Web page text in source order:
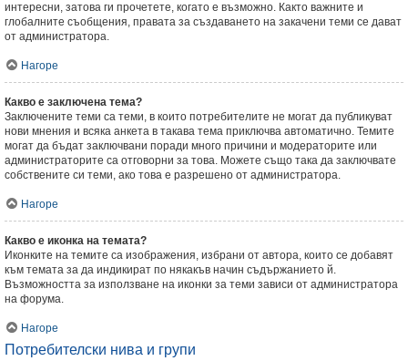
интересни, затова ги прочетете, когато е възможно. Както важните и
глобалните съобщения, правата за създаването на закачени теми се дават
от администратора.
Нагоре
Какво е заключена тема?
Заключените теми са теми, в които потребителите не могат да публикуват
нови мнения и всяка анкета в такава тема приключва автоматично. Темите
могат да бъдат заключвани поради много причини и модераторите или
администраторите са отговорни за това. Можете също така да заключвате
собствените си теми, ако това е разрешено от администратора.
Нагоре
Какво е иконка на темата?
Иконките на темите са изображения, избрани от автора, които се добавят
към темата за да индикират по някакъв начин съдържанието й.
Възможността за използване на иконки за теми зависи от администратора
на форума.
Нагоре
Потребителски нива и групи